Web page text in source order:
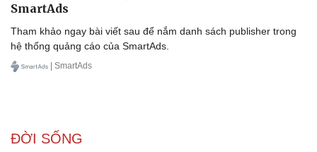
SmartAds
Tham khảo ngay bài viết sau để nắm danh sách publisher trong
hệ thống quảng cáo của SmartAds.
| SmartAds
ĐỜI SỐNG